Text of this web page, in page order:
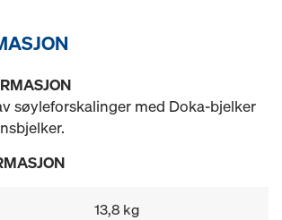
søyleforskalinger med Doka-bjelker
13,8 kg